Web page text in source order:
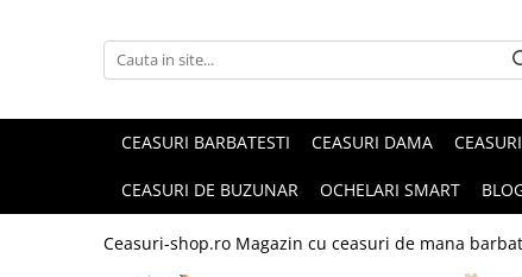
CEASURI BARBATESTI CEASURI DAMA
CEASURI DE BUZUNAR OCHELARI SMART
Ceasuri-shop.ro Magazin cu ceasuri de mana